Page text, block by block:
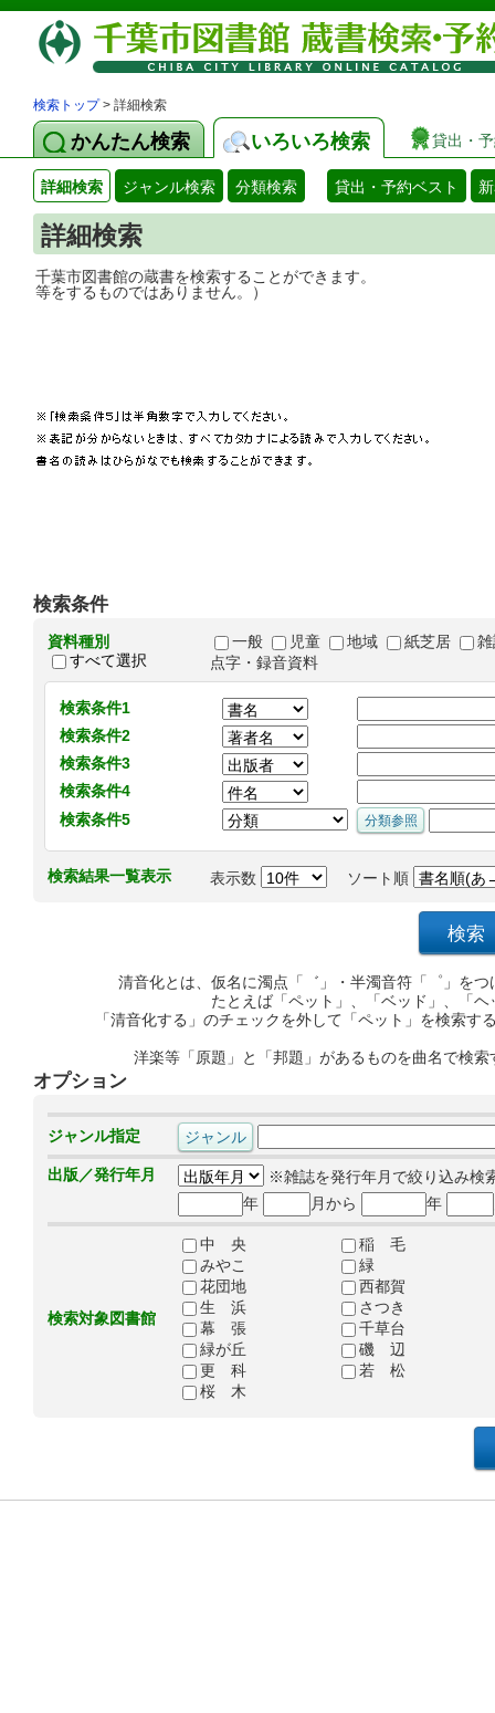
検索トップ> 詳細検索
かんたん検索 いろいろ検索 貸出・
詳細検索 ジャンル検索 分類検索 貸出・予約ベスト
詳細検索
千葉市図書館の蔵書を検索することがで
等をするものではありません。）
検索条件
資料種別
すべて選択
一般 児童 地域 紙芝居
点字・録音資料
検索条件1
検索条件2
検索条件3
検索条件4
検索条件5
検索結果一覧表示 表示数 ソート順
清音化とは、仮名に濁点「゛」・半濁音符「゜」を
たとえば「ペット」、「ベッド」、「
「清音化する」のチェックを外して「ペット」を検索
洋楽等「原題」と「邦題」があるものを曲名で検
オプション
ジャンル指定
出版／発行年月
※雑誌を発行年月で絞り込み検
年
月から 年
検索対象図書館
中 央
稲 毛
みやこ
緑
花団地
西都賀
生 浜
さつき
幕 張
千草台
緑が丘
磯 辺
更 科
若 松
桜 木